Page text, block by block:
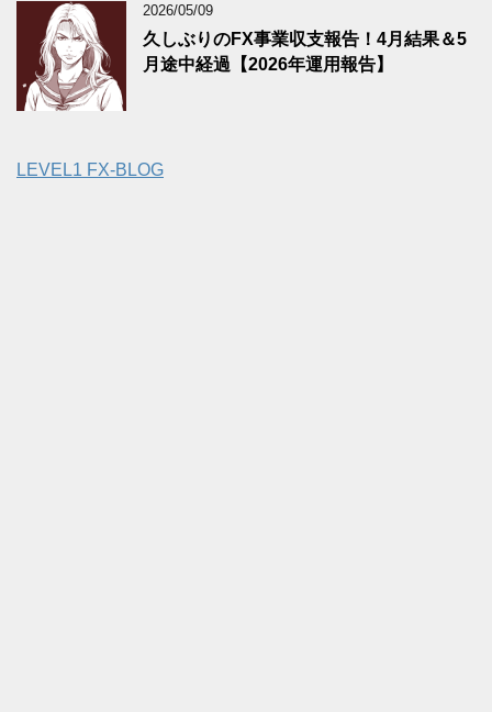
2026/05/09
久しぶりのFX事業収支報告！4月結果＆5
月途中経過【2026年運用報告】
LEVEL1 FX-BLOG